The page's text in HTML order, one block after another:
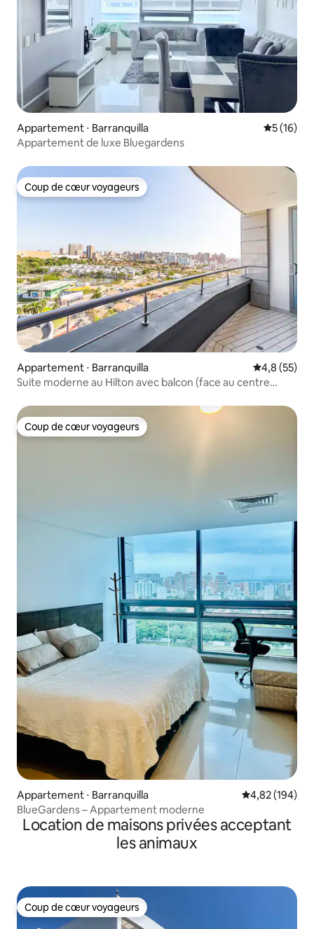
Appartement ⋅ Barranquilla
5 (16)
Appartement de luxe Bluegardens
Coup de cœur voyageurs
Coup de cœur voyageurs
Appartement ⋅ Barranquilla Évaluation
4,8 (55)
Suite moderne au Hilton avec balcon (face au centre
Coup de cœur voyageurs
Coup de cœur voyageurs
Appartement ⋅ Barranquilla Évaluation
4,82 (194)
BlueGardens – Appartement moderne
Location de maisons privées acceptant
les animaux
Coup de cœur voyageurs
Coup de cœur voyageurs